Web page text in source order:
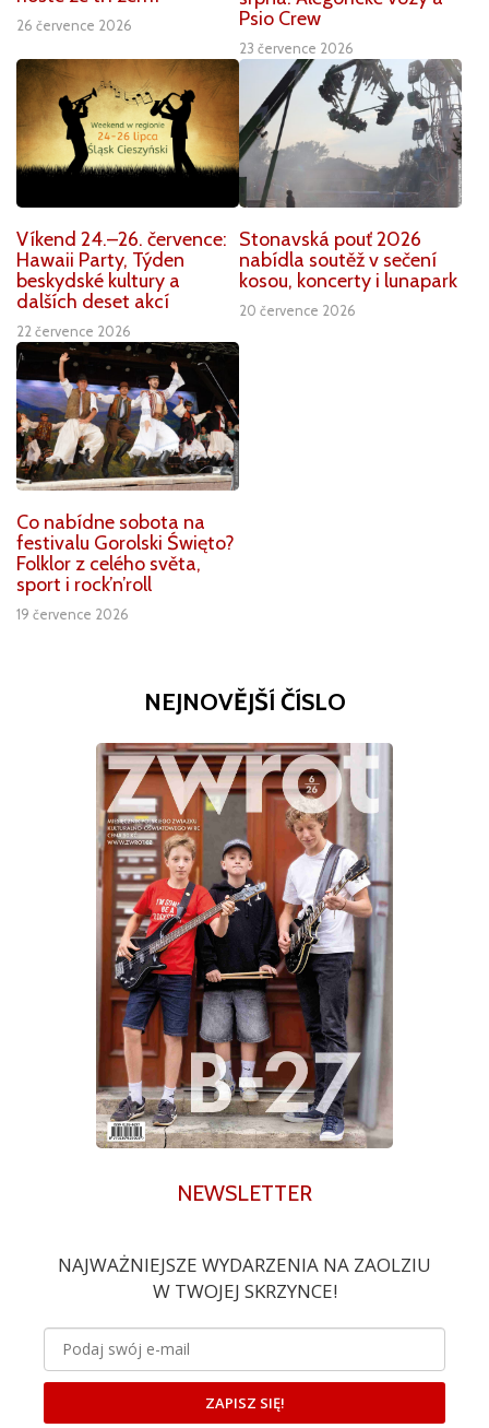
26 července 2026
Psio Crew
23 července 2026
Víkend 24.–26. července:
Hawaii Party, Týden
beskydské kultury a
dalších deset akcí
22 července 2026
Stonavská pouť 2026
nabídla soutěž v sečení
kosou, koncerty i lunapark
20 července 2026
Co nabídne sobota na
festivalu Gorolski Święto?
Folklor z celého světa,
sport i rock’n’roll
19 července 2026
NEJNOVĚJŠÍ ČÍSLO
NEWSLETTER
NAJWAŻNIEJSZE WYDARZENIA NA ZAOLZIU
W TWOJEJ SKRZYNCE!
ZAPISZ SIĘ!